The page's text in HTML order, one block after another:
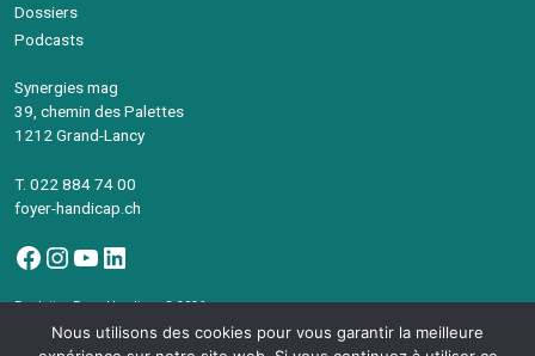
Dossiers
Podcasts
Synergies mag
39, chemin des Palettes
1212 Grand-Lancy
T. 022 884 74 00
foyer-handicap.ch
Facebook
Instagram
YouTube
LinkedIn
Fondation Foyer-Handicap © 2026
Avec le soutien de la République et canton de Genève
©Synergies Mag – Intégrationdevsector.ch
Nous utilisons des cookies pour vous garantir la meilleure